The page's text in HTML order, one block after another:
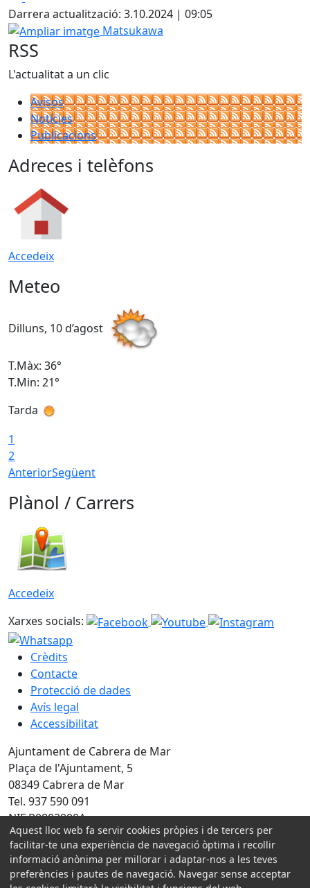
Darrera actualització: 3.10.2024 | 09:05
Ampliar imatge
Matsukawa
RSS
L'actualitat a un clic
Avisos
Notícies
Publicacions
Adreces i telèfons
Accedeix
Meteo
Dilluns, 10 d’agost
T.Màx: 36°
T.Min: 21°
Tarda
1
2
AnteriorSegüent
Plànol / Carrers
Accedeix
Xarxes socials:
Crèdits
Contacte
Protecció de dades
Avís legal
Accessibilitat
Ajuntament de Cabrera de Mar
Plaça de l'Ajuntament, 5
08349 Cabrera de Mar
Tel. 937 590 091
NIF P0802900A
Amb la col·laboració de:
Aquest lloc web fa servir cookies pròpies i de tercers per
facilitar-te una experiència de navegació òptima i recollir
informació anònima per millorar i adaptar-nos a les teves
preferències i pautes de navegació. Navegar sense acceptar